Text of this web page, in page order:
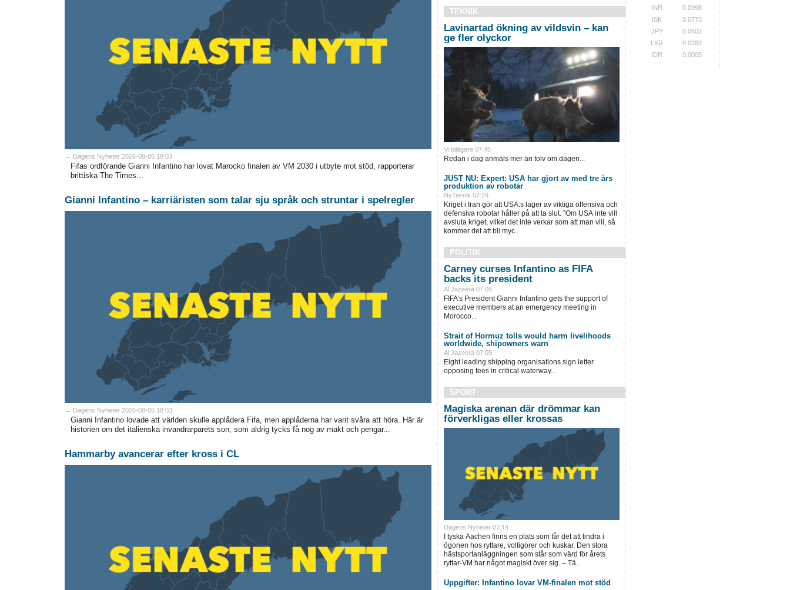
→ Dagens Nyheter 2026-08-05 19:03
Fifas ordförande Gianni Infantino har lovat Marocko finalen av VM 2030 i utbyte mot stöd, rapporterar
brittiska The Times...
Gianni Infantino – karriäristen som talar sju språk och struntar i spelregler
→ Dagens Nyheter 2026-08-05 18:03
Gianni Infantino lovade att världen skulle applådera Fifa, men applåderna har varit svåra att höra. Här är
historien om det italienska invandrarparets son, som aldrig tycks få nog av makt och pengar...
Hammarby avancerar efter kross i CL
TEKNIK
Lavinartad ökning av vildsvin – kan
ge fler olyckor
Vi bilägare 07:45
Redan i dag anmäls mer än tolv om dagen...
JUST NU: Expert: USA har gjort av med tre års
produktion av robotar
NyTeknik 07:29
Kriget i Iran gör att USA:s lager av viktiga offensiva och
defensiva robotar håller på att ta slut. ”Om USA inte vill
avsluta kriget, vilket det inte verkar som att man vill, så
kommer det att bli myc..
POLITIK
Carney curses Infantino as FIFA
backs its president
Al Jazeera 07:05
FIFA’s President Gianni Infantino gets the support of
executive members at an emergency meeting in
Morocco...
Strait of Hormuz tolls would harm livelihoods
worldwide, shipowners warn
Al Jazeera 07:05
Eight leading shipping organisations sign letter
opposing fees in critical waterway...
SPORT
Magiska arenan där drömmar kan
förverkligas eller krossas
Dagens Nyheter 07:14
I tyska Aachen finns en plats som får det att tindra i
ögonen hos ryttare, voltigörer och kuskar. Den stora
hästsportanläggningen som står som värd för årets
ryttar-VM har något magiskt över sig. – Tä..
Uppgifter: Infantino lovar VM-finalen mot stöd
INR
0.0998
ISK
0.0773
JPY
0.0602
LKR
0.0283
IDR
0.0005